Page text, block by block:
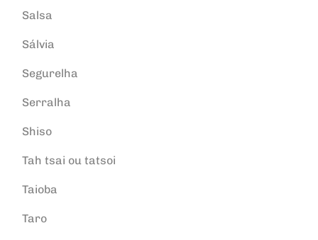
Salsa
Sálvia
Segurelha
Serralha
Shiso
Tah tsai ou tatsoi
Taioba
Taro